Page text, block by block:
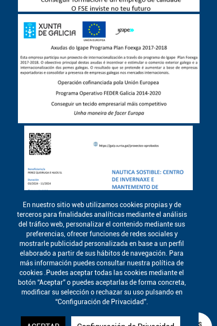
¿EN QUÉ PODEMOS
En nuestro sitio web utilizamos cookies propias y de
terceros para finalidades analíticas mediante el análisis
del tráfico web, personalizar el contenido mediante sus
preferencias, ofrecer funciones de redes sociales y
mostrarle publicidad personalizada en base a un perfil
elaborado a partir de sus hábitos de navegación. Para
más información puedes consultar nuestra política de
cookies .Puedes aceptar todas las cookies mediante el
botón “Aceptar” o puedes aceptarlas de forma concreta,
modificar su selección o rechazar su uso pulsando en
“Configuración de Privacidad”.